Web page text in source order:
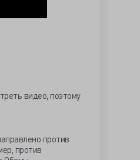
видео, поэтому
против
против